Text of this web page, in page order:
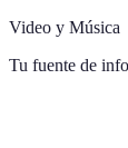
Video y Música
Tu fuente de